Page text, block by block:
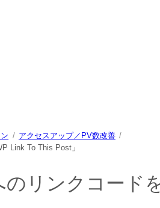
アクセスアップ／PV数改善
Link To This Post」
リンクコード